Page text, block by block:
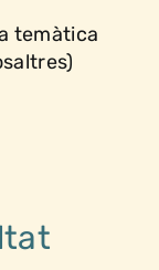
temàtica